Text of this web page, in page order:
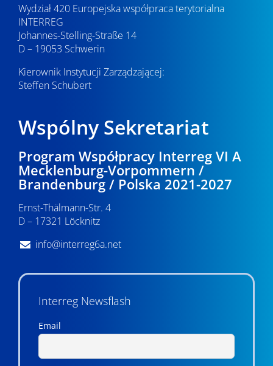
Wydział 420 Europejska współpraca terytorialna
INTERREG
Johannes-Stelling-Straße 14
D – 19053 Schwerin
Kierownik Instytucji Zarządzającej:
Steffen Schubert
Wspólny Sekretariat
Program Współpracy Interreg VI A
Mecklenburg-Vorpommern /
Brandenburg / Polska 2021-2027
Ernst-Thälmann-Str. 4
D – 17321 Löcknitz
info@interreg6a.net
Interreg Newsflash
Email